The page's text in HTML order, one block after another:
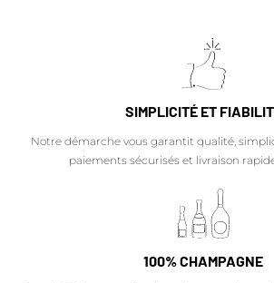
SIMPLICITÉ ET
Notre démarche vous garantit qualité,
paiements sécurisés et livraison
100% CHAMPAGNE